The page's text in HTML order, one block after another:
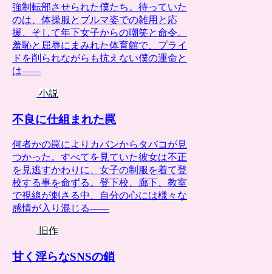
強制転部させられた僕たち。待っていた
のは、体操服とブルマ姿での雑用と応
援、そして年下女子からの嘲笑と命令。
羞恥と屈辱にまみれた体育館で、プライ
ドを削られながらも抗えない僕の運命と
は――
小説
不良に仕組まれた罠
何者かの罠によりカバンからタバコが見
つかった。すべてを見ていた彼女は不正
を見逃すかわりに、女子の制服を着て登
校する事を命ずる。登下校、廊下、教室
で視線が刺さる中、自分の心には様々な
感情が入り混じる――
旧作
甘く淫らなSNSの鎖